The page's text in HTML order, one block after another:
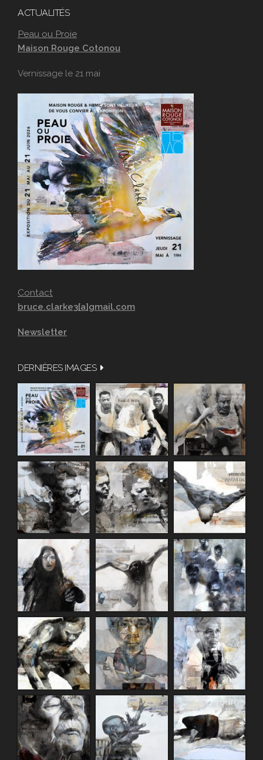
ACTUALITÉS
Peau ou Proie
Maison Rouge Cotonou
Vernissage le 21 mai
Contact
bruce.clarke3[a]gmail.com
Newsletter
DERNIÈRES IMAGES